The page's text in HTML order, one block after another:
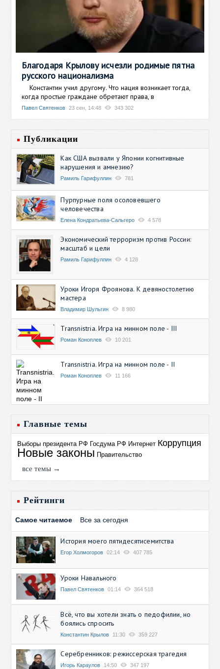
Благодаря Крылову исчезли родимые пятна
русского национализма
Константин учил другому. Что нация возникает тогда,
когда простые граждане обретают права, в
Павел Святенков 23 сен, 14:48 343 302
Публикации
Как США вызвали у Японии когнитивные
нарушения и амнезию?
Рамиль Гарифуллин 781
Пурпурные поля осоловевшего
человечества
Елена Кондратьева-Сальгеро 4 578
Экономический терроризм против России:
масштаб и цели
Рамиль Гарифуллин 4 128
Уроки Игоря Фроянова. К девяностолетию
мастера
Владимир Шульгин 8 980
Transnistria. Игра на минном поле - III
Роман Коноплев 10 201
Transnistria. Игра на минном поле - II
Роман Коноплев 11 166
Главные темы
Выборы президента РФ Госдума РФ Интернет Коррупция
Новые законы Правительство
все темы →
Рейтинги
Самое читаемое Все за сегодня
История моего пятидесятисемитства
Егор Холмогоров 02:14 407 785
Уроки Навального
Павел Святенков 01:14 364 518
Всё, что вы хотели знать о педофилии, но
боялись спросить
Константин Крылов 11:30 359 227
Серебренников: режиссерская трагедия
Игорь Караулов 14:50 347 197